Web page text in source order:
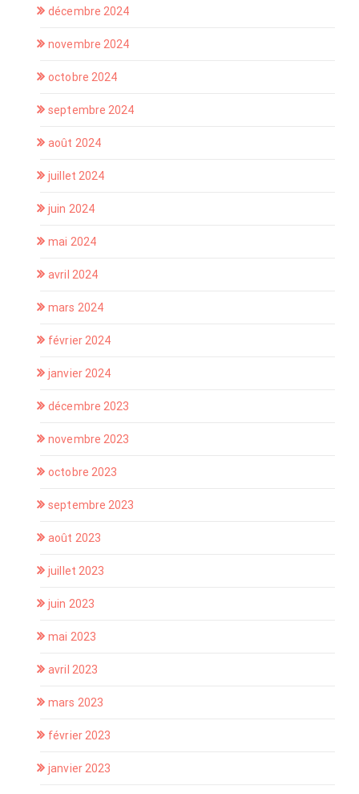
décembre 2024
novembre 2024
octobre 2024
septembre 2024
août 2024
juillet 2024
juin 2024
mai 2024
avril 2024
mars 2024
février 2024
janvier 2024
décembre 2023
novembre 2023
octobre 2023
septembre 2023
août 2023
juillet 2023
juin 2023
mai 2023
avril 2023
mars 2023
février 2023
janvier 2023